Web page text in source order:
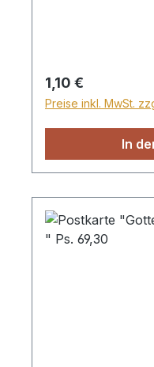
Regulärer Preis:
1,10 €
Preise inkl. MwSt.
In